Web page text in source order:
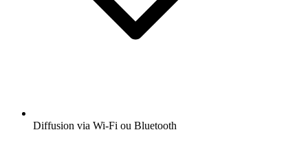
Diffusion via Wi-Fi ou Bluetooth